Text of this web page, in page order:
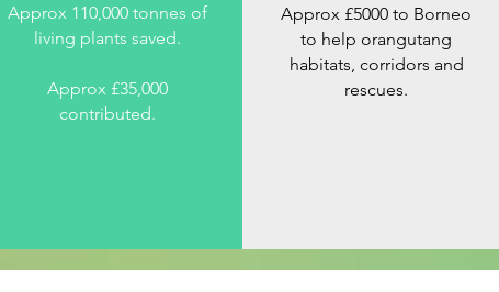
Approx 110,000 tonnes of
living plants saved.
Approx £35,000
contributed.
Approx £5000 to Borneo
to help orangutang
habitats, corridors and
rescues.